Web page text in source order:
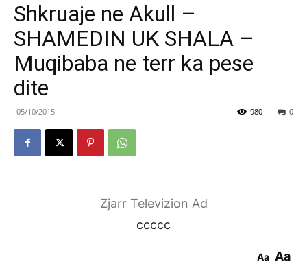
Shkruaje ne Akull –
SHAMEDIN UK SHALA –
Muqibaba ne terr ka pese
dite
05/10/2015 0
980
Zjarr Televizion Ad
ccccc
Aa Aa